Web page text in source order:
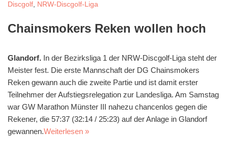
Discgolf, NRW-Discgolf-Liga
Chainsmokers Reken wollen hoch
Glandorf. In der Bezirksliga 1 der NRW-Discgolf-Liga steht der
Meister fest. Die erste Mannschaft der DG Chainsmokers
Reken gewann auch die zweite Partie und ist damit erster
Teilnehmer der Aufstiegsrelegation zur Landesliga. Am Samstag
war GW Marathon Münster III nahezu chancenlos gegen die
Rekener, die 57:37 (32:14 / 25:23) auf der Anlage in Glandorf
gewannen.Weiterlesen »